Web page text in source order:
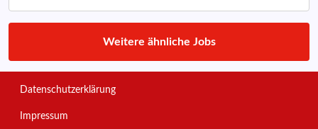
Weitere ähnliche Jobs
Datenschutzerklärung
Impressum